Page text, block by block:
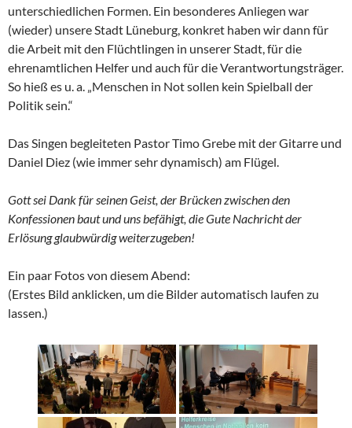
unterschiedlichen Formen. Ein besonderes Anliegen war
(wieder) unsere Stadt Lüneburg, konkret haben wir dann für
die Arbeit mit den Flüchtlingen in unserer Stadt, für die
ehrenamtlichen Helfer und auch für die Verantwortungsträger.
So hieß es u. a. „Menschen in Not sollen kein Spielball der
Politik sein.“
Das Singen begleiteten Pastor Timo Grebe mit der Gitarre und
Daniel Diez (wie immer sehr dynamisch) am Flügel.
Gott sei Dank für seinen Geist, der Brücken zwischen den
Konfessionen baut und uns befähigt, die Gute Nachricht der
Erlösung glaubwürdig weiterzugeben!
Ein paar Fotos von diesem Abend:
(Erstes Bild anklicken, um die Bilder automatisch laufen zu
lassen.)